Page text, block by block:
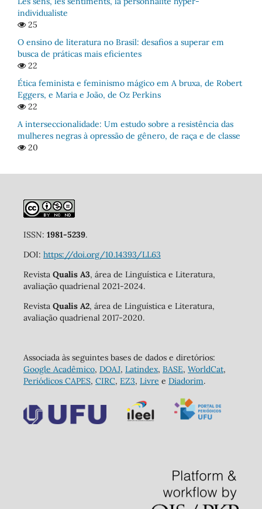
individualiste
25
O ensino de literatura no Brasil: desafios a superar em
busca de práticas mais eficientes
22
Ética feminista e feminismo mágico em A bruxa, de Robert
Eggers, e Maria e João, de Oz Perkins
22
A interseccionalidade: Um estudo sobre a resistência das
mulheres negras à opressão de gênero, de raça e de classe
20
ISSN: 1981-5239.
DOI: https://doi.org/10.14393/LL63
Revista Qualis A3, área de Linguística e Literatura,
avaliação quadrienal 2021-2024.
Revista Qualis A2, área de Linguística e Literatura,
avaliação quadrienal 2017-2020.
Associada às seguintes bases de dados e diretórios:
Google Acadêmico, DOAJ, Latindex, BASE, WorldCat,
Periódicos CAPES, CIRC, EZ3, Livre e Diadorim.